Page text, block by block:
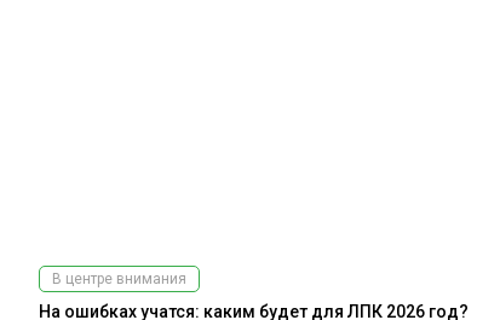
В центре внимания
На ошибках учатся: каким будет для ЛПК 2026 год?